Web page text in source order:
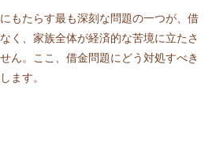
もたらす最も深刻な問題の一つが、借
く、家族全体が経済的な苦境に立たさ
ん。ここ、借金問題にどう対処すべき
ます。